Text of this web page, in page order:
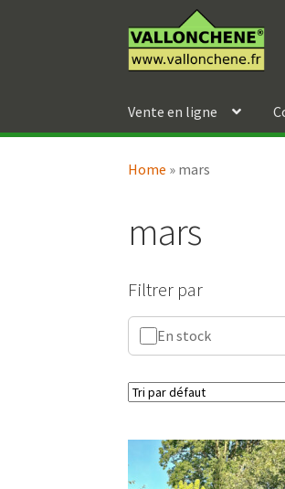
à
la
au
contenu
Vente en ligne
Home » mars
mars
Filtrer par
En stock